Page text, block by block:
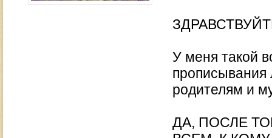
У меня такой
прописывания
родителям и
ДА, ПОСЛЕ